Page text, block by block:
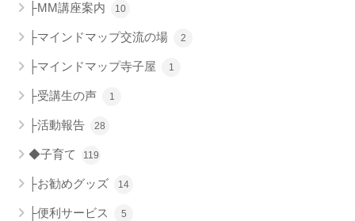
├MM講座案内 10
├マインドマップ交流の場 2
├マインドマップ寺子屋 1
├受講生の声 1
├活動報告 28
◆子育て 119
├お勧めグッズ 14
├便利サービス 5